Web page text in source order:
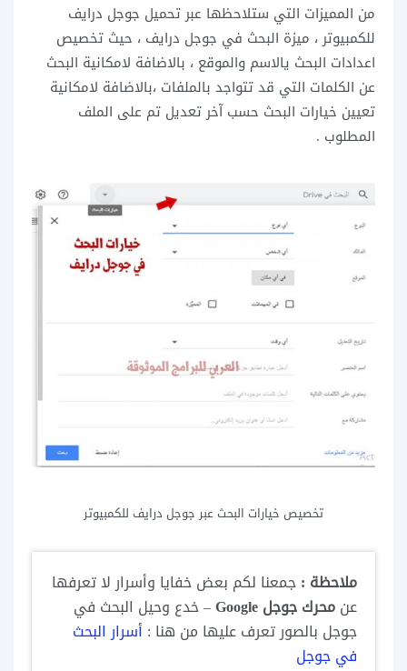
من المميزات التي ستلاحظها عبرتحميل جوجل درايف
للكمبيوتر ، ميزة البحث في جوجل درايف ، حيث تخصيص
اعدادات البحث يالاسم والموقع ، بالاضافة لامكانية البحث
عن الكلمات التي قد تتواجد بالملفات ،بالاضافة لامكانية
تعيين خيارات البحث حسب آخر تعديل تم على الملف
المطلوب .
تخصيص خيارات البحث عبر جوجل درايف للكمبيوتر
ملاحظة :جمعنا لكم بعض خفايا وأسرار لا تعرفها
عنمحرك جوجل Google
– خدع وحيل البحث في
جوجل بالصور تعرف عليها من هنا : أسرار البحث
في جوجل